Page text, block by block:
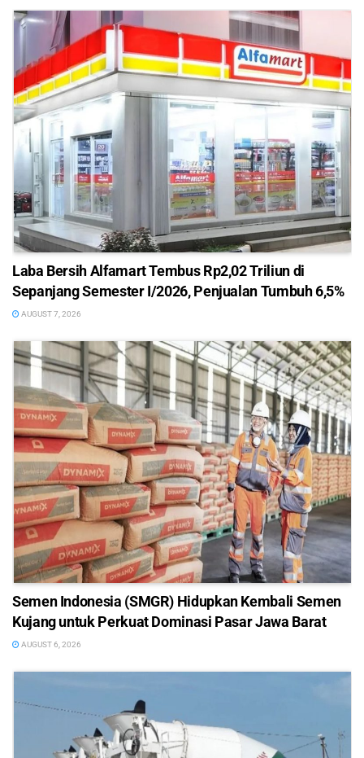
Laba Bersih Alfamart Tembus Rp2,02 Triliun di
Sepanjang Semester I/2026, Penjualan Tumbuh 6,5%
AUGUST 7, 2026
Semen Indonesia (SMGR) Hidupkan Kembali Semen
Kujang untuk Perkuat Dominasi Pasar Jawa Barat
AUGUST 6, 2026